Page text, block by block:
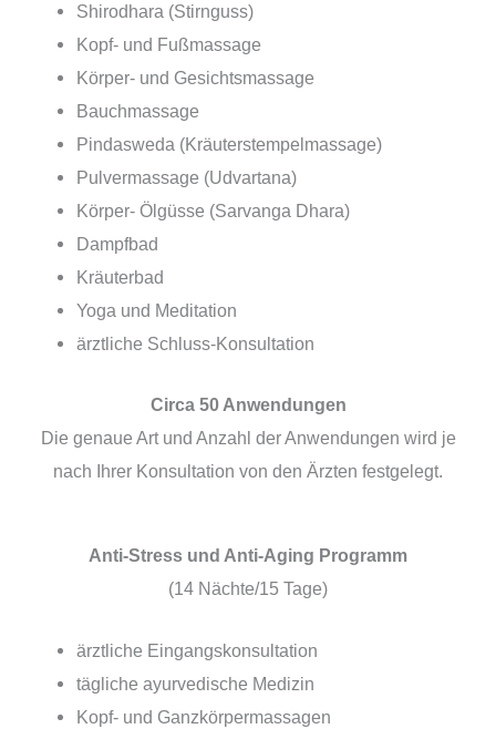
Shirodhara (Stirnguss)
Kopf- und Fußmassage
Körper- und Gesichtsmassage
Bauchmassage
Pindasweda (Kräuterstempelmassage)
Pulvermassage (Udvartana)
Körper- Ölgüsse (Sarvanga Dhara)
Dampfbad
Kräuterbad
Yoga und Meditation
ärztliche Schluss-Konsultation
Circa 50 Anwendungen
Die genaue Art und Anzahl der Anwendungen wird je
nach Ihrer Konsultation von den Ärzten festgelegt.
Anti-Stress und Anti-Aging Programm
(14 Nächte/15 Tage)
ärztliche Eingangskonsultation
tägliche ayurvedische Medizin
Kopf- und Ganzkörpermassagen